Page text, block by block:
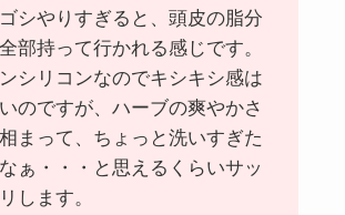
シやりすぎると、頭皮の脂分
部持って行かれる感じです。
ンシリコンなのでキシキシ感は
のですが、ハーブの爽やかさ
まって、ちょっと洗いすぎた
ぁ・・・と思えるくらいサッ
します。